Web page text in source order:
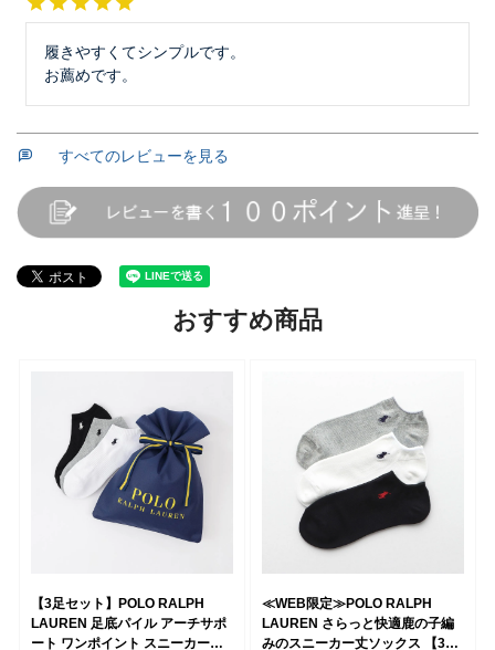
履きやすくてシンプルです。
お薦めです。
すべてのレビューを見る
おすすめ商品
【3足セット】POLO RALPH
LAUREN 足底パイル アーチサポ
ート ワンポイント スニーカー丈
≪WEB限定≫POLO RALPH
LAUREN さらっと快適鹿の子編
みのスニーカー丈ソックス 【3足